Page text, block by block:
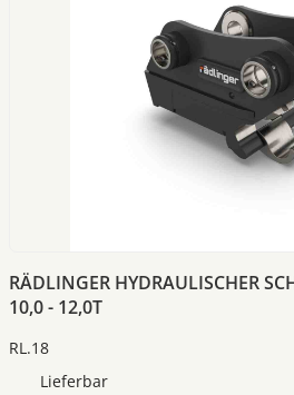
RÄDLINGER HYDRAULISCHER
10,0 - 12,0T
RL.18
Lieferbar